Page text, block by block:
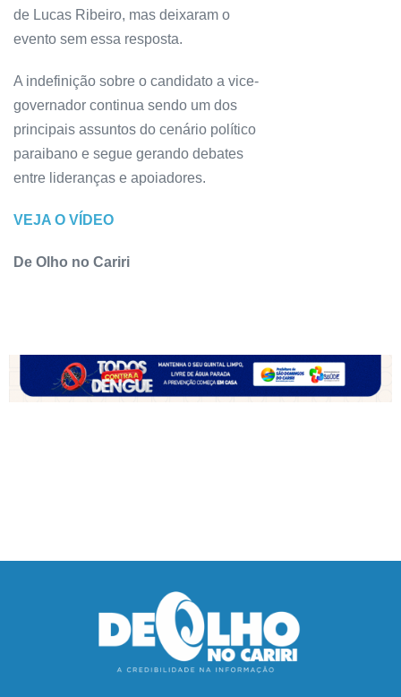
de Lucas Ribeiro, mas deixaram o
evento sem essa resposta.
A indefinição sobre o candidato a vice-
governador continua sendo um dos
principais assuntos do cenário político
paraibano e segue gerando debates
entre lideranças e apoiadores.
VEJA O VÍDEO
De Olho no Cariri